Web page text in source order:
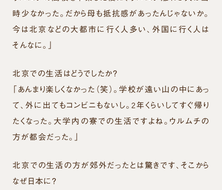
時少なかった。だから母も抵抗感があったんじゃないか。
今は北京などの大都市に行く人多い、外国に行く人は
そんなに。」
北京での生活はどうでしたか？
「あんまり楽しくなかった（笑）。学校が遠い山の中にあっ
て、外に出てもコンビニもないし。2年くらいしてすぐ帰り
たくなった。大学内の寮での生活ですよね。ウルムチの
方が都会だった。」
北京での生活の方が郊外だったとは驚きです、そこから
なぜ日本に？